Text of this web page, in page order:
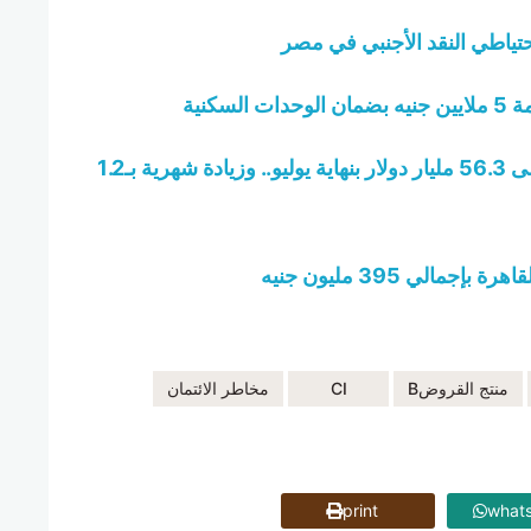
النقد الأجنبي في مصر
رئيس الوزراء: احتياطي النقد الأجنبي يرتفع إلى 56.3 مليار دولار بنهاية يوليو.. وزيادة شهرية بـ1.2
395 مليون جنيه
منتج القروضB CI مخاطر الائتمان
print